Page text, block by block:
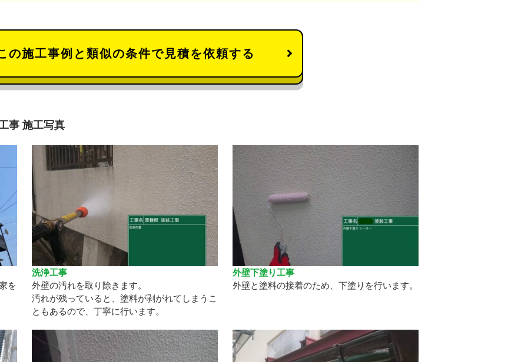
の施工事例と類似の条件で見積を依頼する
事 施工写真
を
洗浄工事
外壁の汚れを取り除きます。
汚れが残っていると、塗料が剥がれてしまうこ
ともあるので、丁寧に行います。
外壁下塗り工事
外壁と塗料の接着のため、下塗りを行います。